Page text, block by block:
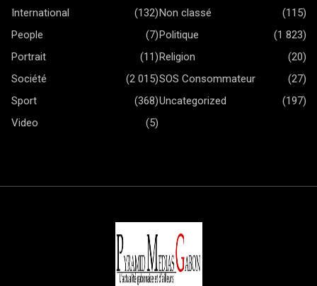
International
(132) Non classé
(115)
People
(7) Politique
(1 823)
Portrait
(11) Religion
(20)
Société
(2 015)SOS Consommateur
(27)
Sport
(368)Uncategorized
(197)
Video
(5)